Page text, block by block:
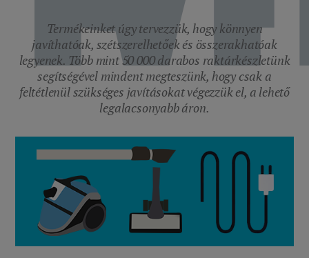
Termékeinket úgy tervezzük, hogy könnyen
javíthatóak, szétszerelhetőek és összerakhatóak
legyenek. Több mint 50 000 darabos raktárkészletünk
segítségével mindent megteszünk, hogy csak a
feltétlenül szükséges javításokat végezzük el, a lehető
legalacsonyabb áron.